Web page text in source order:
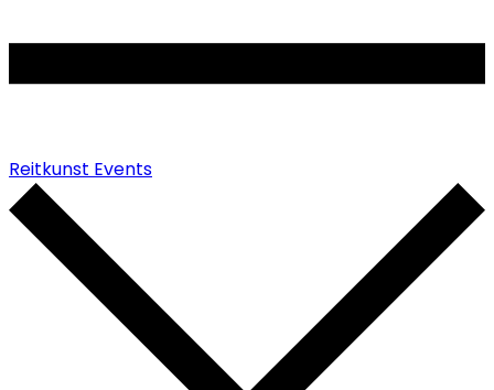
Reitkunst Events